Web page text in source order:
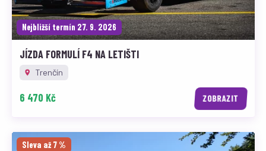
Nejbližší termín 27. 9. 2026
JÍZDA FORMULÍ F4 NA LETIŠTI
Trenčín
6 470 Kč ZOBRAZIT
Sleva až 7 %